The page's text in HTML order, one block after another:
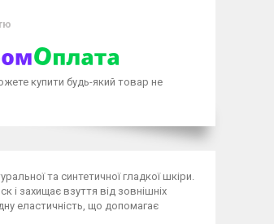
купити будь-який товар не
та синтетичної гладкої шкіри.
і захищає взуття від зовнішніх
еластичність, що допомагає